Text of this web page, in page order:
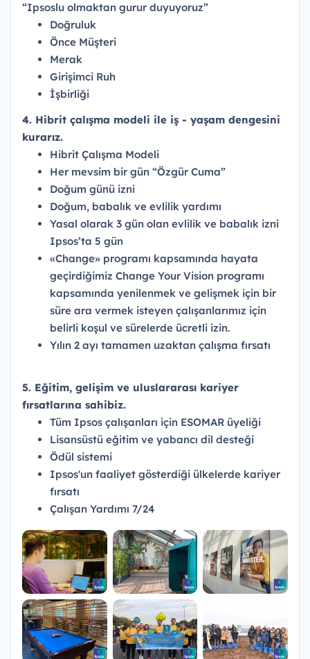
“Ipsoslu olmaktan gurur duyuyoruz”
Doğruluk
Önce Müşteri
Merak
Girişimci Ruh
İşbirliği
4. Hibrit çalışma modeli ile iş - yaşam dengesini
kurarız.
Hibrit Çalışma Modeli
Her mevsim bir gün “Özgür Cuma”
Doğum günü izni
Doğum, babalık ve evlilik yardımı
Yasal olarak 3 gün olan evlilik ve babalık izni
Ipsos’ta 5 gün
«Change» programı kapsamında hayata
geçirdiğimiz Change Your Vision programı
kapsamında yenilenmek ve gelişmek için bir
süre ara vermek isteyen çalışanlarımız için
belirli koşul ve sürelerde ücretli izin.
Yılın 2 ayı tamamen uzaktan çalışma fırsatı
5. Eğitim, gelişim ve uluslararası kariyer
fırsatlarına sahibiz.
Tüm Ipsos çalışanları için ESOMAR üyeliği
Lisansüstü eğitim ve yabancı dil desteği
Ödül sistemi
Ipsos'un faaliyet gösterdiği ülkelerde kariyer
fırsatı
Çalışan Yardımı 7/24